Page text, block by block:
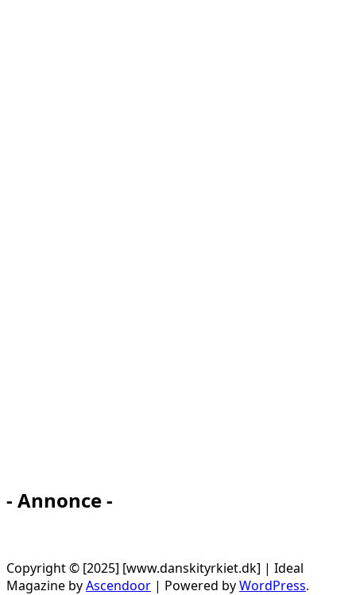
- Annonce -
Copyright © [2025] [www.danskityrkiet.dk] | Ideal
Magazine byAscendoor | Powered byWordPress.